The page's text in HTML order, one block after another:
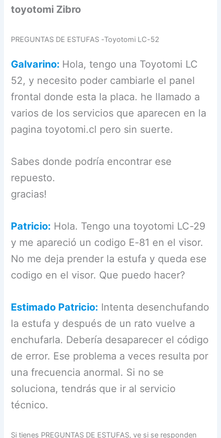
toyotomi Zibro
PREGUNTAS DE ESTUFAS -Toyotomi LC-52
Galvarino: Hola, tengo una Toyotomi LC
52, y necesito poder cambiarle el panel
frontal donde esta la placa. he llamado a
varios de los servicios que aparecen en la
pagina toyotomi.cl pero sin suerte.
Sabes donde podría encontrar ese
repuesto.
gracias!
Patricio: Hola. Tengo una toyotomi LC-29
y me apareció un codigo E-81 en el visor.
No me deja prender la estufa y queda ese
codigo en el visor. Que puedo hacer?
Estimado Patricio: Intenta desenchufando
la estufa y después de un rato vuelve a
enchufarla. Debería desaparecer el código
de error. Ese problema a veces resulta por
una frecuencia anormal. Si no se
soluciona, tendrás que ir al servicio
técnico.
Si tienes PREGUNTAS DE ESTUFAS, ve si se responden